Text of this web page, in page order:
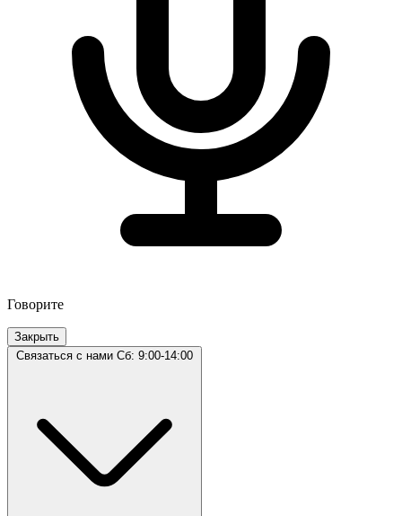
Говорите
Закрыть
Связаться с нами Сб: 9:00-14:00